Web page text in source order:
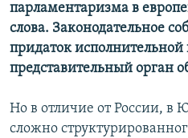
парламентаризма в
слова. Законодательное
придаток исполнительной
представительный орган
Но в отличие от России, в
сложно